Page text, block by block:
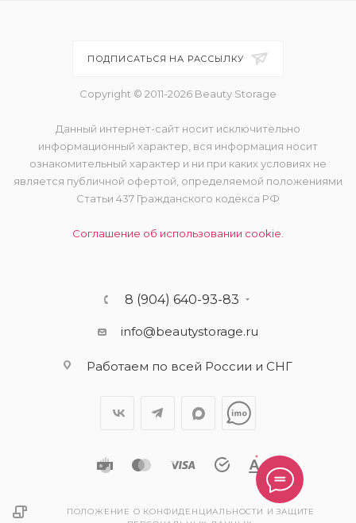
ПОДПИСАТЬСЯ НА РАССЫЛКУ
Copyright © 2011-2026 Beauty Storage
Данный интернет-сайт носит исключительно
информационный характер, вся информация носит
ознакомительный характер и ни при каких условиях не
является публичной офертой, определяемой положениями
Статьи 437 Гражданского кодекса РФ
Соглашение об использовании cookie.
8 (904) 640-93-83
info@beautystorage.ru
Работаем по всей России и СНГ
ПОЛОЖЕНИЕ О КОНФИДЕНЦИАЛЬНОСТИ И ЗАЩИТЕ